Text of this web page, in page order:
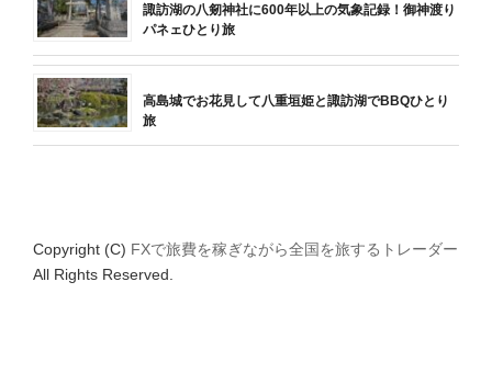
高島城でお花見して八重垣姫と諏訪湖でBBQひとり